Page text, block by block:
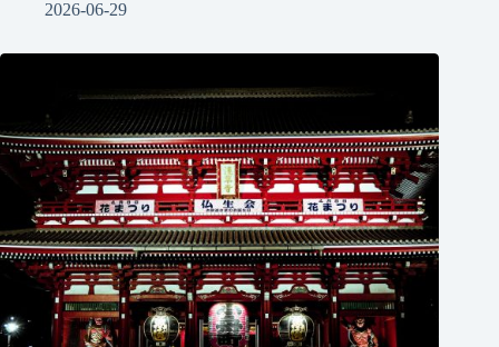
2026-06-29